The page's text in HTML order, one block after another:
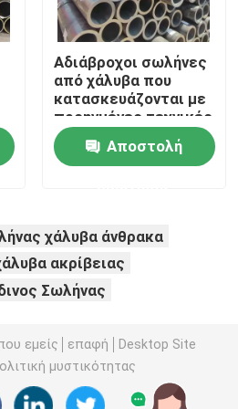
άνθρακα
Χ
άνθρακα
Αδιάβροχοι σωλήνες
από χάλυβα που
κατασκευάζονται με
προηγμένες τεχνικές
που εξασφαλίζουν
μακροζωία και
αξιοπιστία σε
Αποστολή
χάλυβα άνθρακα
ακρίβειας
Σωλήνας
εμείς επαφή
Desktop Site
μυστικότητας